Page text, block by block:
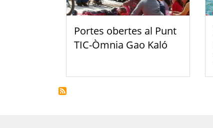
Portes obertes al Punt
TIC-Òmnia Gao Kaló